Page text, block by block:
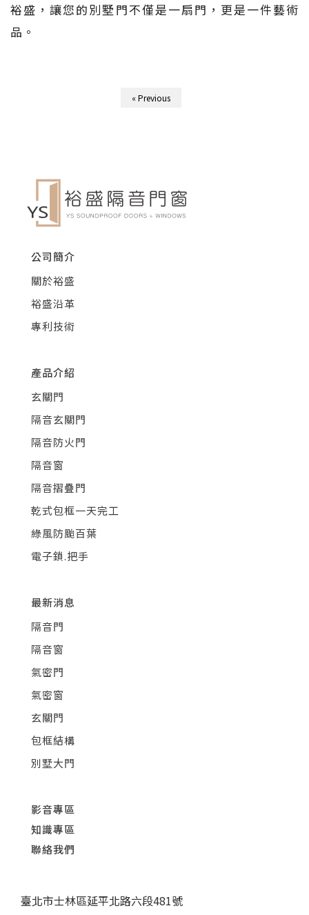
裕盛，讓您的別墅門不僅是一扇門，更是一件藝術
品。
« Previous
公司簡介
關於裕盛
裕盛沿革
專利技術
產品介紹
玄關門
隔音玄關門
隔音防火門
隔音窗
隔音摺疊門
乾式包框一天完工
綠風防颱百葉
電子鎖.把手
最新消息
隔音門
隔音窗
氣密門
氣密窗
玄關門
包框結構
別墅大門
影音專區
知識專區
聯絡我們
臺北市士林區延平北路六段481號